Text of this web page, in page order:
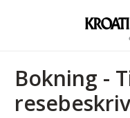
Bokning -